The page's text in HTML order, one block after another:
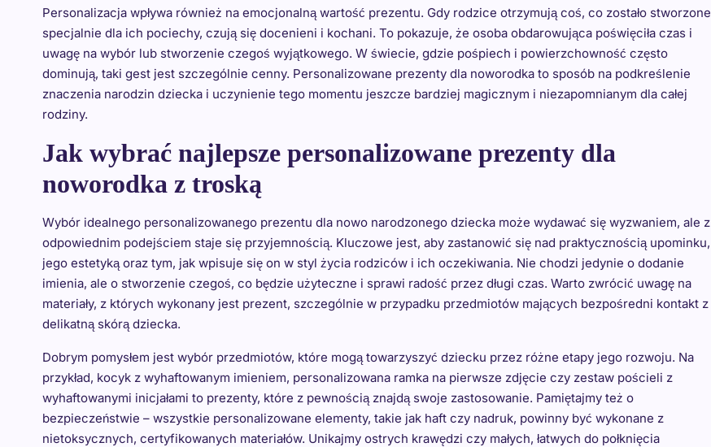
Personalizacja wpływa również na emocjonalną wartość prezentu. Gdy rodzice otrzymują coś, co zostało stworzone
specjalnie dla ich pociechy, czują się docenieni i kochani. To pokazuje, że osoba obdarowująca poświęciła czas i
uwagę na wybór lub stworzenie czegoś wyjątkowego. W świecie, gdzie pośpiech i powierzchowność często
dominują, taki gest jest szczególnie cenny. Personalizowane prezenty dla noworodka to sposób na podkreślenie
znaczenia narodzin dziecka i uczynienie tego momentu jeszcze bardziej magicznym i niezapomnianym dla całej
rodziny.
Jak wybrać najlepsze personalizowane prezenty dla
noworodka z troską
Wybór idealnego personalizowanego prezentu dla nowo narodzonego dziecka może wydawać się wyzwaniem, ale z
odpowiednim podejściem staje się przyjemnością. Kluczowe jest, aby zastanowić się nad praktycznością upominku,
jego estetyką oraz tym, jak wpisuje się on w styl życia rodziców i ich oczekiwania. Nie chodzi jedynie o dodanie
imienia, ale o stworzenie czegoś, co będzie użyteczne i sprawi radość przez długi czas. Warto zwrócić uwagę na
materiały, z których wykonany jest prezent, szczególnie w przypadku przedmiotów mających bezpośredni kontakt z
delikatną skórą dziecka.
Dobrym pomysłem jest wybór przedmiotów, które mogą towarzyszyć dziecku przez różne etapy jego rozwoju. Na
przykład, kocyk z wyhaftowanym imieniem, personalizowana ramka na pierwsze zdjęcie czy zestaw pościeli z
wyhaftowanymi inicjałami to prezenty, które z pewnością znajdą swoje zastosowanie. Pamiętajmy też o
bezpieczeństwie – wszystkie personalizowane elementy, takie jak haft czy nadruk, powinny być wykonane z
nietoksycznych, certyfikowanych materiałów. Unikajmy ostrych krawędzi czy małych, łatwych do połknięcia